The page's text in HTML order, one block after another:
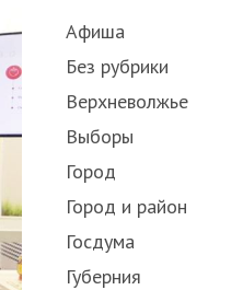
Афиша
Без рубрики
Верхневолжье
Выборы
Город
Город и район
Госдума
Губерния